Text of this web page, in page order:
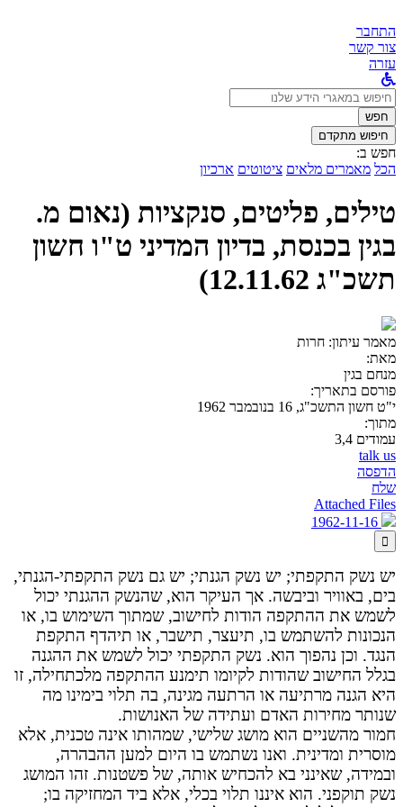
התחבר
צור קשר
עזרה
לחפש
ב:חפש
חיפוש מתקדם
חפש ב:
הכל מאמרים מלאים ציטוטים ארכיון
טילים, פליטים, סנקציות (נאום מ.
בגין בכנסת, בדיון המדיני ט"ו חשון
תשכ"ג 12.11.62)
מאמר עיתון: חרות
מאת:
מנחם בגין
פורסם בתאריך:
י"ט חשון התשכ"ג, 16 בנובמבר 1962
מתוך:
עמודים 3,4
talk us
הדפסה
שלח
Attached Files

יש נשק התקפתי; יש נשק הגנתי; יש גם נשק התקפתי-הגנתי,
בים, באוויר וביבשה. אך העיקר הוא, שהנשק ההגנתי יכול
לשמש את ההתקפה הודות לחישוב, שמתוך השימוש בו, או
הנכונות להשתמש בו, תיעצר, תישבר, או תיהדף התקפת
הנגד. וכן נהפוך הוא. נשק התקפתי יכול לשמש את ההגנה
בגלל החישוב שהודות לקיומו תימנע ההתקפה מלכתחילה, זו
היא הגנה מרתיעה או הרתעה מגינה, בה תלוי בימינו מה
שנותר מחירות האדם ועתידה של האנושות.
חמור מהשניים הוא מושג שלישי, שמהותו אינה טכנית, אלא
מוסרית ומדינית. ואנו נשתמש בו היום למען ההבהרה,
ובמידה, שאינני בא להכחיש אותה, של פשטנות. זהו המושג
נשק תוקפני. הוא איננו תלוי בכלי, אלא ביד המחזיקה בו;